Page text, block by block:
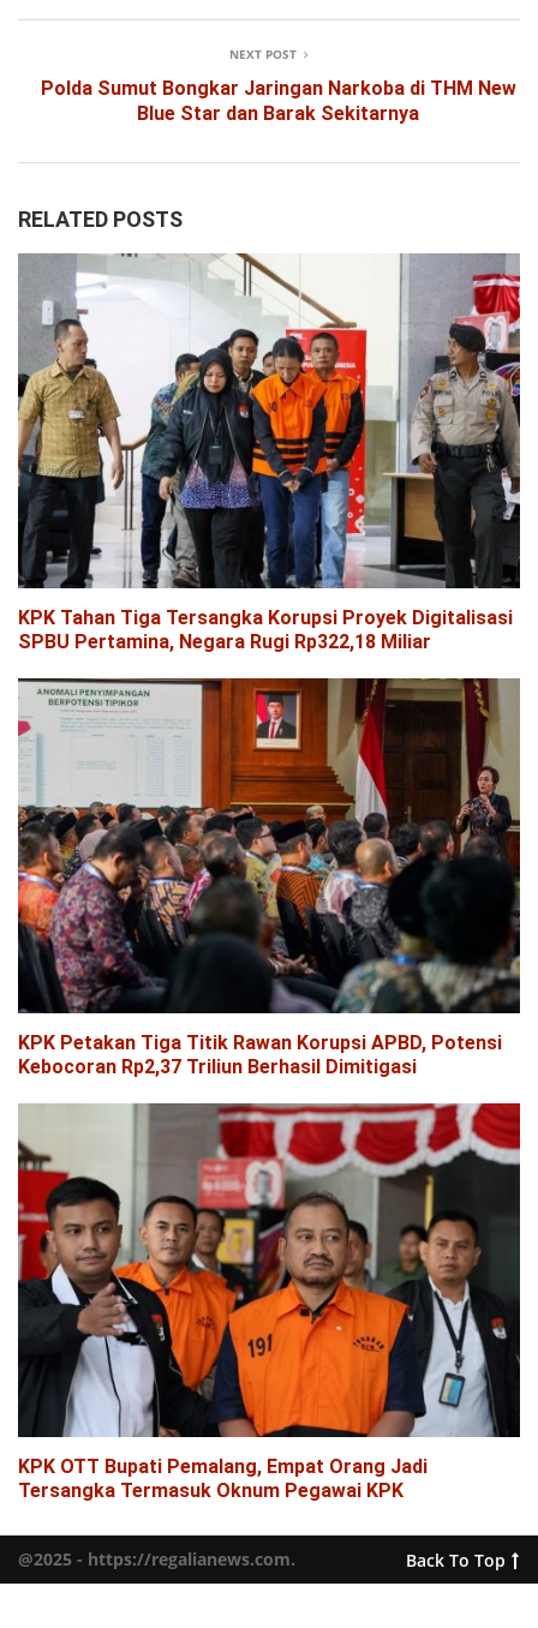
NEXT POST
Polda Sumut Bongkar Jaringan Narkoba di THM New
Blue Star dan Barak Sekitarnya
RELATED POSTS
KPK Tahan Tiga Tersangka Korupsi Proyek Digitalisasi
SPBU Pertamina, Negara Rugi Rp322,18 Miliar
KPK Petakan Tiga Titik Rawan Korupsi APBD, Potensi
Kebocoran Rp2,37 Triliun Berhasil Dimitigasi
KPK OTT Bupati Pemalang, Empat Orang Jadi
Tersangka Termasuk Oknum Pegawai KPK
@2025 - https://regalianews.com. Back To Top